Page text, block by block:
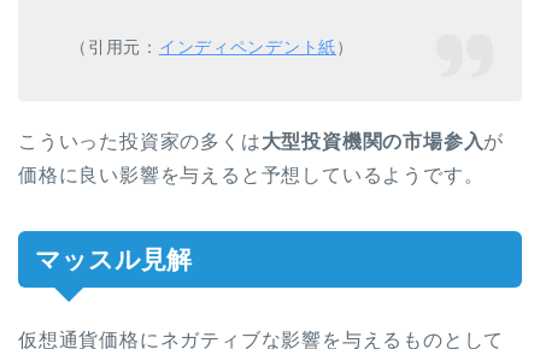
（引用元： インディペンデント紙）
こういった投資家の多くは大型投資機関の市場参入が
価格に良い影響を与えると予想しているようです。
マッスル見解
仮想通貨価格にネガティブな影響を与えるものとして